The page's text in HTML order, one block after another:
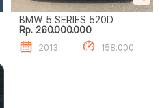
BMW 5 SERIES 520D
Rp. 260.000.000
2013 158.000